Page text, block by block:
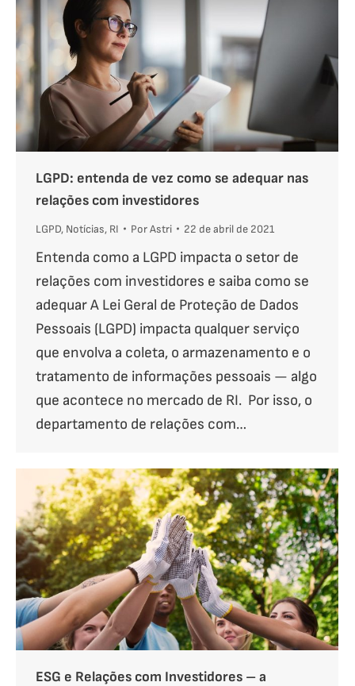
LGPD: entenda de vez como se adequar nas
relações com investidores
LGPD, Notícias, RI PorAstri 22 de abril de 2021
Entenda como a LGPD impacta o setor de
relações com investidores e saiba como se
adequar A Lei Geral de Proteção de Dados
Pessoais (LGPD) impacta qualquer serviço
que envolva a coleta, o armazenamento e o
tratamento de informações pessoais — algo
que acontece no mercado de RI. Por isso, o
departamento de relações com…
ESG e Relações com Investidores – a